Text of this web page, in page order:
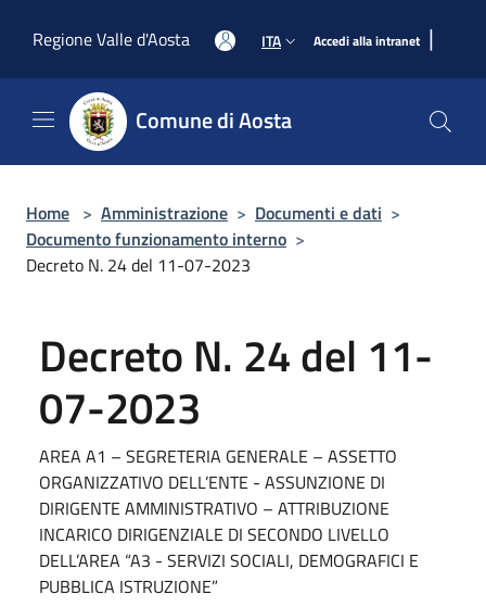
Regione Valle d'Aosta
ITA Accedi alla intranet |
Comune di Aosta
Home > Amministrazione > Documenti e dati >
Documento funzionamento interno >
Decreto N. 24 del 11-07-2023
Decreto N. 24 del 11-
07-2023
AREA A1 – SEGRETERIA GENERALE – ASSETTO
ORGANIZZATIVO DELL’ENTE - ASSUNZIONE DI
DIRIGENTE AMMINISTRATIVO – ATTRIBUZIONE
INCARICO DIRIGENZIALE DI SECONDO LIVELLO
DELL’AREA “A3 - SERVIZI SOCIALI, DEMOGRAFICI E
PUBBLICA ISTRUZIONE”